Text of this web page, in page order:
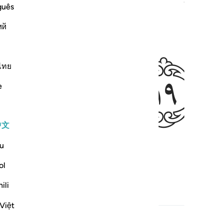
ย ﱅ